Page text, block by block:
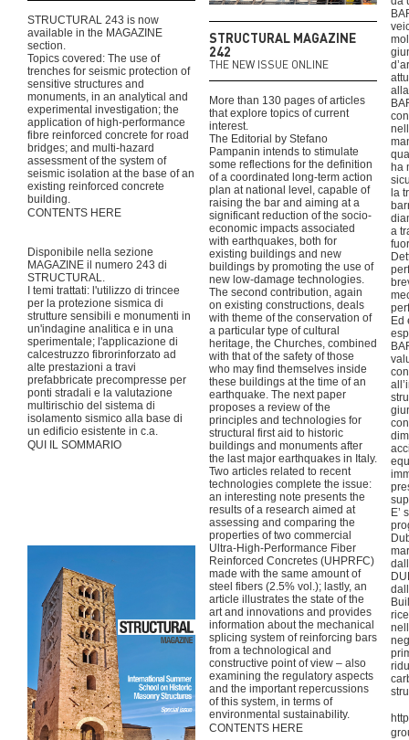
STRUCTURAL 243 is now
available in the MAGAZINE
section.
Topics covered: The use of
trenches for seismic protection of
sensitive structures and
monuments, in an analytical and
experimental investigation; the
application of high-performance
fibre reinforced concrete for road
bridges; and multi-hazard
assessment of the system of
seismic isolation at the base of an
existing reinforced concrete
building.
CONTENTS HERE
Disponibile nella sezione
MAGAZINE il numero 243 di
STRUCTURAL.
I temi trattati: l'utilizzo di trincee
per la protezione sismica di
strutture sensibili e monumenti in
un'indagine analitica e in una
sperimentale; l'applicazione di
calcestruzzo fibrorinforzato ad
alte prestazioni a travi
prefabbricate precompresse per
ponti stradali e la valutazione
multirischio del sistema di
isolamento sismico alla base di
un edificio esistente in c.a.
QUI IL SOMMARIO
ha
la
a
Ed
E’
STRUCTURAL MAGAZINE
242
THE NEW ISSUE ONLINE
More than 130 pages of articles
that explore topics of current
interest.
The Editorial by Stefano
Pampanin intends to stimulate
some reflections for the definition
of a coordinated long-term action
plan at national level, capable of
raising the bar and aiming at a
significant reduction of the socio-
economic impacts associated
with earthquakes, both for
existing buildings and new
buildings by promoting the use of
new low-damage technologies.
The second contribution, again
on existing constructions, deals
with theme of the conservation of
a particular type of cultural
heritage, the Churches, combined
with that of the safety of those
who may find themselves inside
these buildings at the time of an
earthquake. The next paper
proposes a review of the
principles and technologies for
structural first aid to historic
buildings and monuments after
the last major earthquakes in Italy.
Two articles related to recent
technologies complete the issue:
an interesting note presents the
results of a research aimed at
assessing and comparing the
properties of two commercial
Ultra-High-Performance Fiber
Reinforced Concretes (UHPRFC)
made with the same amount of
steel fibers (2.5% vol.); lastly, an
article illustrates the state of the
art and innovations and provides
information about the mechanical
splicing system of reinforcing bars
from a technological and
constructive point of view – also
examining the regulatory aspects
and the important repercussions
of this system, in terms of
environmental sustainability.
CONTENTS HERE